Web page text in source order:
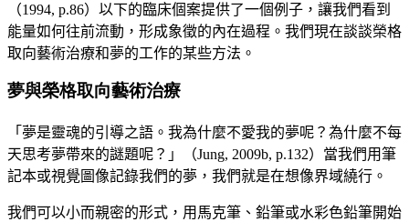
（1994, p.86）以下的臨床個案提供了一個例子，讓我們看到
能量如何往前流動，形成象徵的內在過程。我們現在談談榮格
取向藝術治療和夢的工作的某些方法。
夢與榮格取向藝術治療
「夢是靈魂的引導之語。我為什麼不愛我的夢呢？為什麼不每
天思考夢帶來的謎題呢？」（Jung, 2009b, p.132）當我們用筆
記本或視覺圖像記錄我們的夢，我們就是在想像界域繞行。
我們可以小而親密的形式，用馬克筆、鉛筆或水彩色鉛筆開始